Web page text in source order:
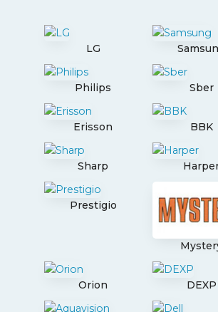
LG
Philips Sber
Erisson BBK
Sharp
Prestigio
Orion DEXP